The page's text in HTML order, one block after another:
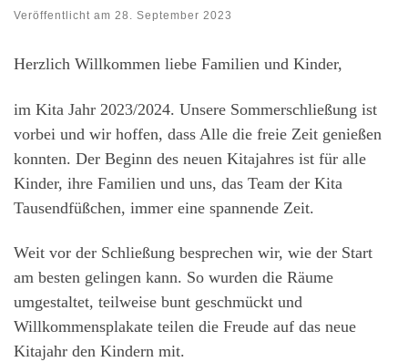
Veröffentlicht am 28. September 2023
Herzlich Willkommen liebe Familien und Kinder,
im Kita Jahr 2023/2024. Unsere Sommerschließung ist
vorbei und wir hoffen, dass Alle die freie Zeit genießen
konnten. Der Beginn des neuen Kitajahres ist für alle
Kinder, ihre Familien und uns, das Team der Kita
Tausendfüßchen, immer eine spannende Zeit.
Weit vor der Schließung besprechen wir, wie der Start
am besten gelingen kann. So wurden die Räume
umgestaltet, teilweise bunt geschmückt und
Willkommensplakate teilen die Freude auf das neue
Kitajahr den Kindern mit.